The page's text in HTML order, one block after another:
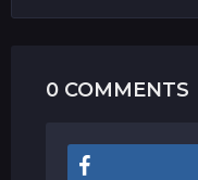
0 COMMENTS